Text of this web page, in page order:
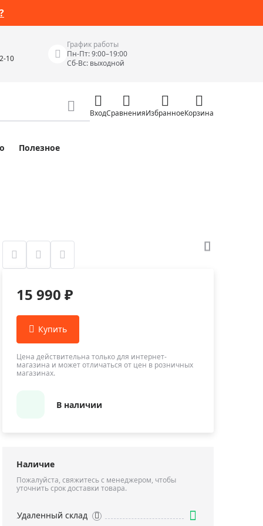
10
График работы
Пн-Пт: 9:00–19:00
Сб-Вс: выходной
Измерительные инструменты
Приборы неразрушающего контроля
Приборы теплового контроля
Детекторы проводки
Влагомеры (датчики влажности)
Измерители параметров окружающей
среды
Видеоэндоскопы
Металлоискатели
Теодолиты
Прочее
ВходСравненияИзбранноеКорзина
Полезное
15 990 ₽
Цена действительна только для интернет-
магазина и может отличаться от цен в розничных
магазинах.
В наличии
Наличие
Пожалуйста, свяжитесь с менеджером, чтобы
уточнить срок доставки товара.
Удаленный склад